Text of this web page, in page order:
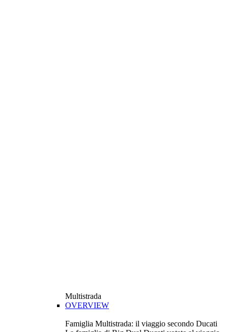
Multistrada
OVERVIEW
Famiglia Multistrada: il viaggio secondo Ducati